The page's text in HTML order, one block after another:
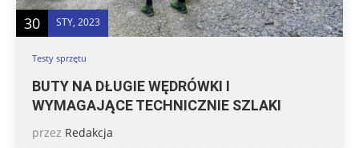
30 STY, 2023
Testy sprzętu
BUTY NA DŁUGIE WĘDRÓWKI I
WYMAGAJĄCE TECHNICZNIE SZLAKI
przez Redakcja